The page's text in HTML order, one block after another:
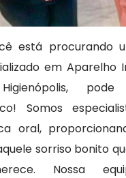
está procurando
em Aparelho
pode
Somos
oral,
sorriso bonito
Nossa